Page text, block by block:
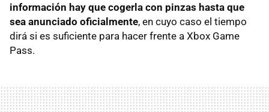
información hay que cogerla con pinzas hasta que
sea anunciado oficialmente, en cuyo caso el tiempo
dirá si es suficiente para hacer frente a Xbox Game
Pass.